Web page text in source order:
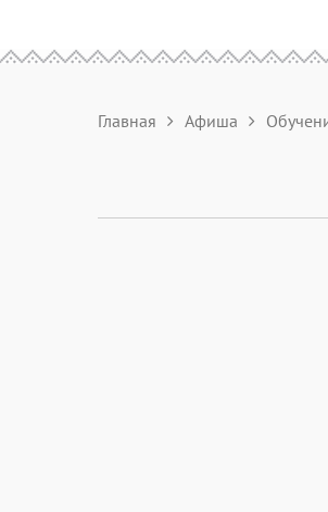
Главная Афиша